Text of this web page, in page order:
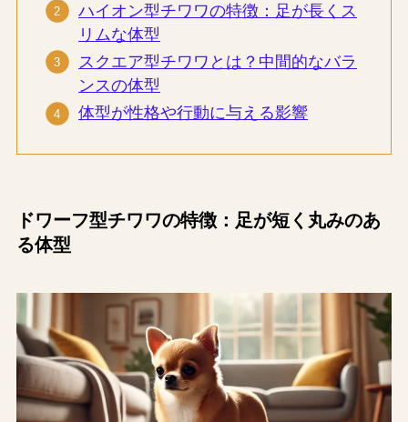
ハイオン型チワワの特徴：足が長くス
リムな体型
スクエア型チワワとは？中間的なバラ
ンスの体型
体型が性格や行動に与える影響
ドワーフ型チワワの特徴：足が短く丸みのあ
る体型